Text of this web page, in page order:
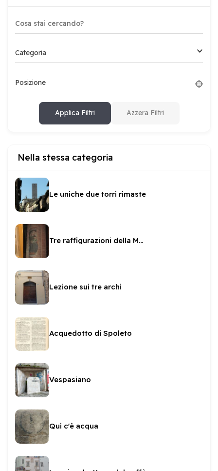
Categoria
Posizione
Applica Filtri Azzera Filtri
Nella stessa categoria
Le uniche due torri rimaste
Tre raffigurazioni della Madonna del latte in San Gregorio
Lezione sui tre archi
Acquedotto di Spoleto
Vespasiano
Qui c'è acqua